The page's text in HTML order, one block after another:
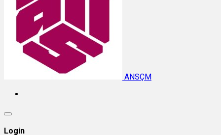
ANSÇM
Login